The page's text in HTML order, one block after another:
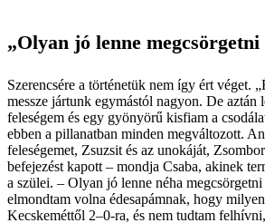
„Olyan jó lenne megcsörgetni
Szerencsére a történetük nem így ért véget.
messze jártunk egymástól nagyon. De aztán
feleségem és egy gyönyörű kisfiam a
ebben a pillanatban minden megváltozott.
feleségemet, ­Zsuzsit és az unokáját,
befejezést kapott – mondja Csaba, akinek
a szülei. – Olyan jó lenne néha
elmondtam volna édesapámnak, hogy
Kecskeméttől 2–0-ra, és nem tudtam